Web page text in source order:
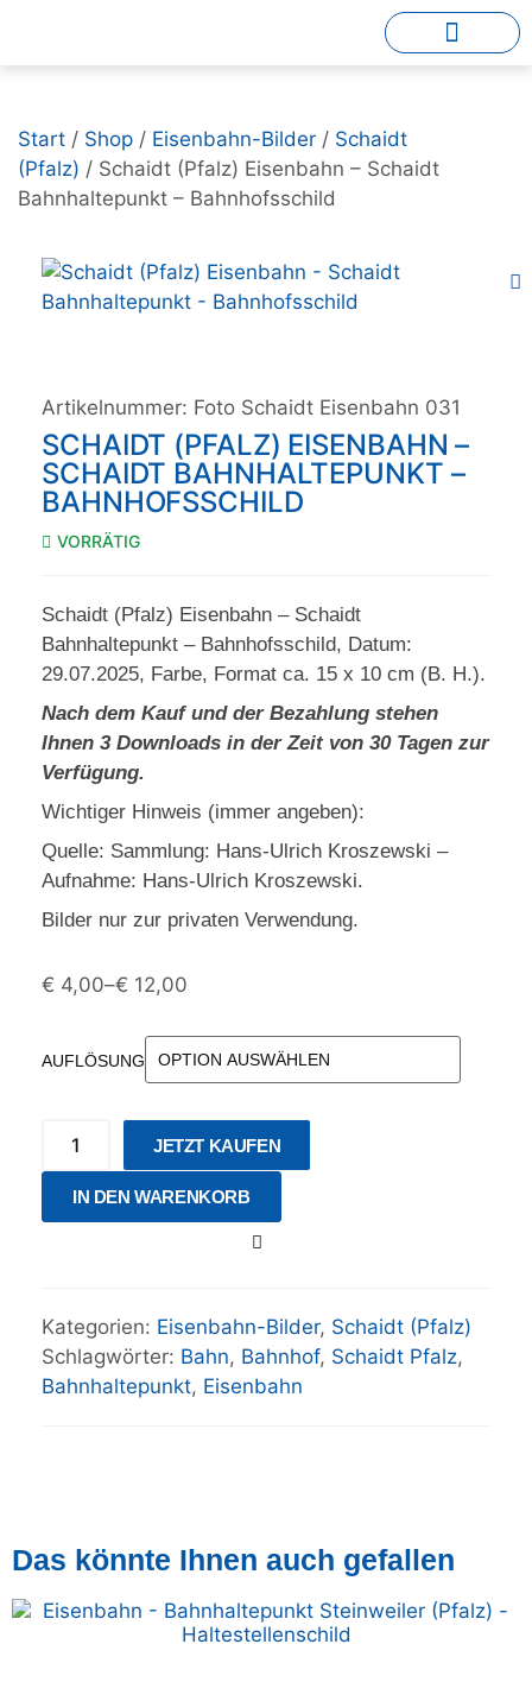
Start / Shop / Eisenbahn-Bilder / Schaidt
(Pfalz) / Schaidt (Pfalz) Eisenbahn – Schaidt
Bahnhaltepunkt – Bahnhofsschild
Artikelnummer: Foto Schaidt Eisenbahn 031
SCHAIDT (PFALZ) EISENBAHN –
SCHAIDT BAHNHALTEPUNKT –
BAHNHOFSSCHILD
VORRÄTIG
Schaidt (Pfalz) Eisenbahn – Schaidt
Bahnhaltepunkt – Bahnhofsschild, Datum:
29.07.2025, Farbe, Format ca. 15 x 10 cm (B. H.).
Nach dem Kauf und der Bezahlung stehen
Ihnen 3 Downloads in der Zeit von 30 Tagen zur
Verfügung.
Wichtiger Hinweis (immer angeben):
Quelle: Sammlung: Hans-Ulrich Kroszewski –
Aufnahme: Hans-Ulrich Kroszewski.
Bilder nur zur privaten Verwendung.
€ 4,00–€ 12,00
AUFLÖSUNG
JETZT KAUFEN
IN DEN WARENKORB
Kategorien: Eisenbahn-Bilder, Schaidt (Pfalz)
Schlagwörter: Bahn, Bahnhof, Schaidt Pfalz,
Bahnhaltepunkt, Eisenbahn
Das könnte Ihnen auch gefallen